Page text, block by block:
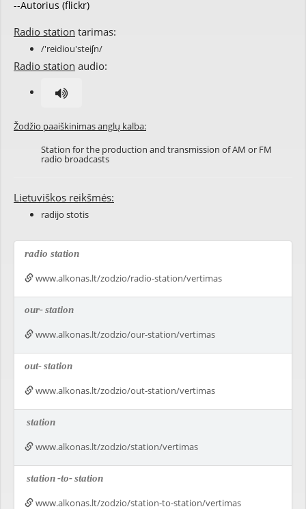
--Autorius (flickr)
Radio station tarimas:
/'reidiou'steiʃn/
Radio station audio:
Žodžio paaiškinimas anglų kalba:
Station for the production and transmission of AM or FM
radio broadcasts
Lietuviškos reikšmės:
radijo stotis
radio station
www.alkonas.lt/zodzio/radio-station/vertimas
our-station
www.alkonas.lt/zodzio/our-station/vertimas
out-station
www.alkonas.lt/zodzio/out-station/vertimas
station
www.alkonas.lt/zodzio/station/vertimas
station-to-station
www.alkonas.lt/zodzio/station-to-station/vertimas